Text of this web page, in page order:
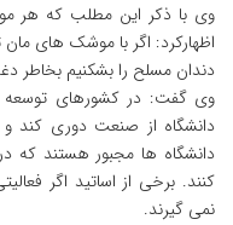
وی با ذکر این مطلب که هر
اظهارکرد: اگر با موشک های مان
دندان مسلح را بشکنیم بخاطر
وی گفت: در کشورهای توسعه
دانشگاه از صنعت دوری کند
دانشگاه ها مجبور هستند که
کنند. برخی از اساتید اگر
نمی گیرند.